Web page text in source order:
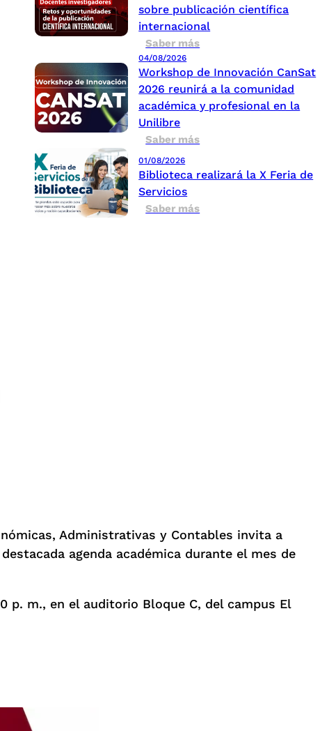
sobre publicación científica
internacional
Saber más
04/08/2026
Workshop de Innovación CanSat
2026 reunirá a la comunidad
académica y profesional en la
Unilibre
Saber más
01/08/2026
Biblioteca realizará la X Feria de
Servicios
Saber más
Administrativas y Contables invita a
agenda académica durante el mes de
p. m., en el auditorio Bloque C, del campus El